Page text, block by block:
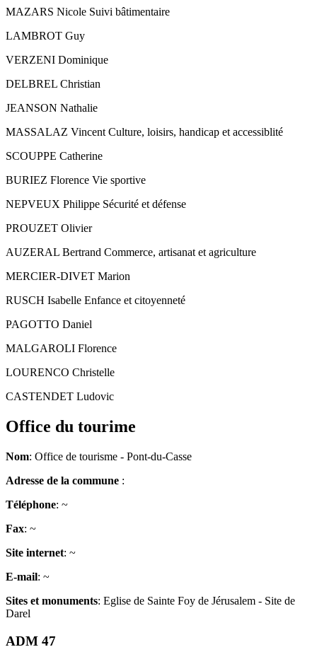
MAZARS Nicole Suivi bâtimentaire
LAMBROT Guy
VERZENI Dominique
DELBREL Christian
JEANSON Nathalie
MASSALAZ Vincent Culture, loisirs, handicap et accessiblité
SCOUPPE Catherine
BURIEZ Florence Vie sportive
NEPVEUX Philippe Sécurité et défense
PROUZET Olivier
AUZERAL Bertrand Commerce, artisanat et agriculture
MERCIER-DIVET Marion
RUSCH Isabelle Enfance et citoyenneté
PAGOTTO Daniel
MALGAROLI Florence
LOURENCO Christelle
CASTENDET Ludovic
Office du tourime
Nom: Office de tourisme - Pont-du-Casse
Adresse de la commune :
Téléphone: ~
Fax: ~
Site internet: ~
E-mail: ~
Sites et monuments: Eglise de Sainte Foy de Jérusalem - Site de
Darel
ADM 47